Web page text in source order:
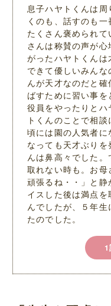
息子ハヤトくんは
くのも、話すのも
たくさん褒められ
さんは称賛の声が
がったハヤトくんは
できて優しいみんな
んが天才なのだと
ばすために習い事
役員をやったりと
トくんのことで相
頃には園の人気者に
なっても天才ぶりを
んは鼻高々でした
取れない時も。お
頑張るね・・」と
イスした後は満点
んでしたが、５年
たのでした。